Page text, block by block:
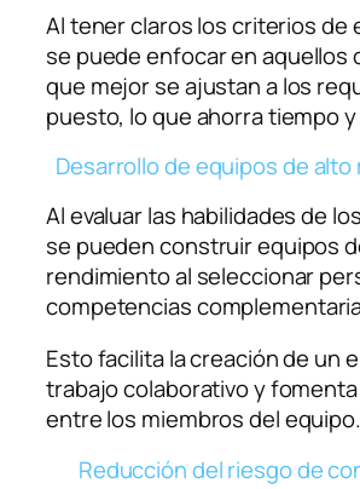
Al tener claros los criterios de
se puede enfocar en aquellos
que mejor se ajustan a los
puesto, lo que ahorra tiempo
Desarrollo de equipos de
Al evaluar las habilidades de
se pueden construir equipos
rendimiento al seleccionar
competencias
Esto facilita la creación de un
trabajo colaborativo y
entre los miembros del equipo.
Reducción del riesgo de